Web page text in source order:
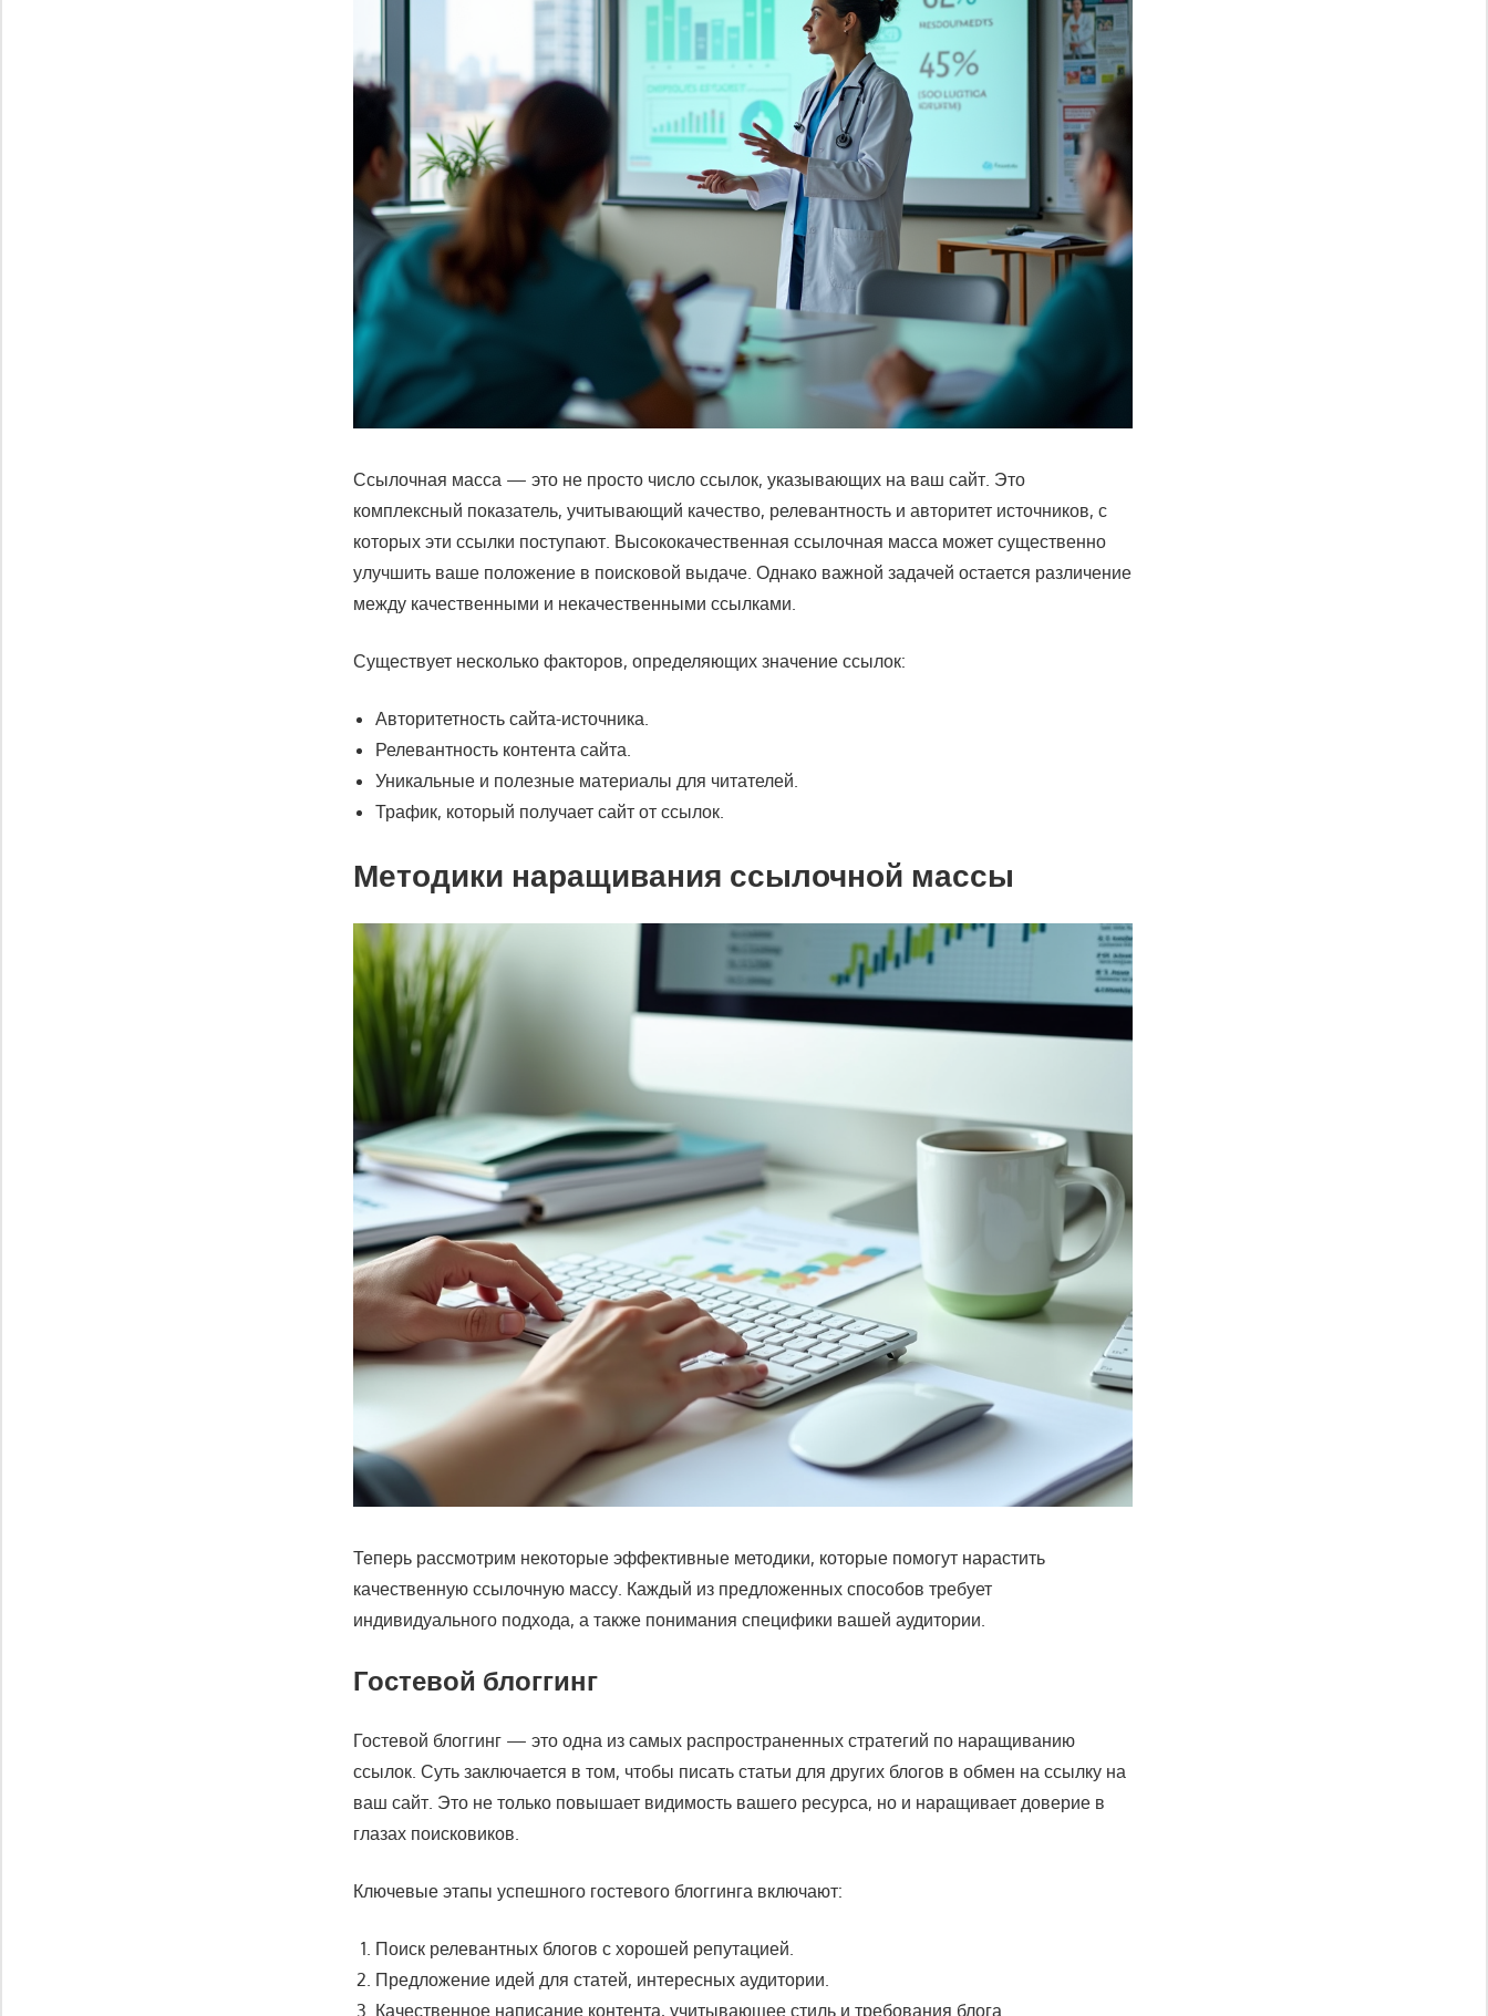
Ссылочная масса — это не просто число ссылок, указывающих на ваш сайт. Это
комплексный показатель, учитывающий качество, релевантность и авторитет источников, с
которых эти ссылки поступают. Высококачественная ссылочная масса может существенно
улучшить ваше положение в поисковой выдаче. Однако важной задачей остается различение
между качественными и некачественными ссылками.
Существует несколько факторов, определяющих значение ссылок:
Авторитетность сайта-источника.
Релевантность контента сайта.
Уникальные и полезные материалы для читателей.
Трафик, который получает сайт от ссылок.
Методики наращивания ссылочной массы
Теперь рассмотрим некоторые эффективные методики, которые помогут нарастить
качественную ссылочную массу. Каждый из предложенных способов требует
индивидуального подхода, а также понимания специфики вашей аудитории.
Гостевой блоггинг
Гостевой блоггинг — это одна из самых распространенных стратегий по наращиванию
ссылок. Суть заключается в том, чтобы писать статьи для других блогов в обмен на ссылку на
ваш сайт. Это не только повышает видимость вашего ресурса, но и наращивает доверие в
глазах поисковиков.
Ключевые этапы успешного гостевого блоггинга включают:
Поиск релевантных блогов с хорошей репутацией.
Предложение идей для статей, интересных аудитории.
Качественное написание контента, учитывающее стиль и требования блога.